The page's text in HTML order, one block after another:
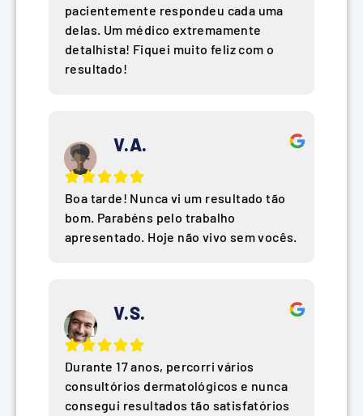
pacientemente respondeu cada uma
delas. Um médico extremamente
detalhista! Fiquei muito feliz com o
resultado!
V.A.
Boa tarde! Nunca vi um resultado tão
bom. Parabéns pelo trabalho
apresentado. Hoje não vivo sem vocês.
V.S.
Durante 17 anos, percorri vários
consultórios dermatológicos e nunca
consegui resultados tão satisfatórios